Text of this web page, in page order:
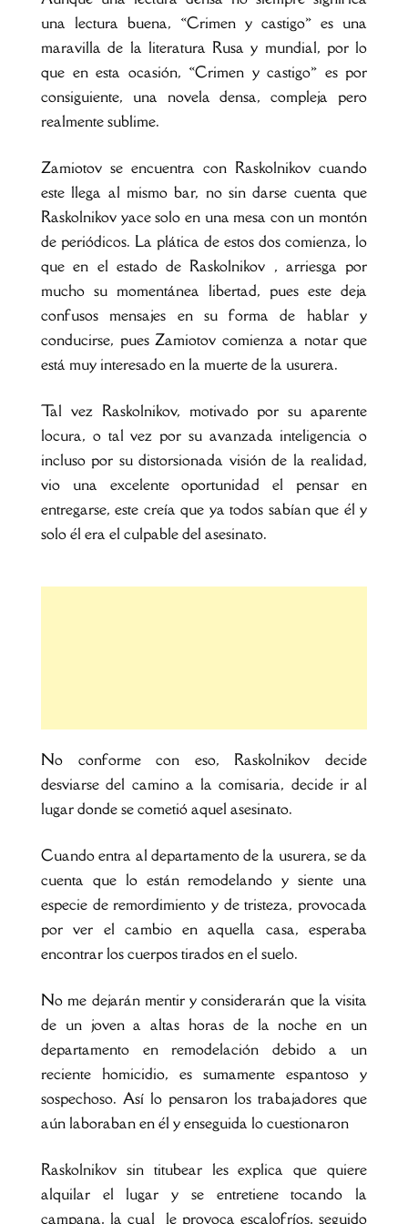
una lectura buena, «Crimen y castigo» es una
maravilla de la literatura Rusa y mundial, por lo
que en esta ocasión, «Crimen y castigo» es por
consiguiente, una novela densa, compleja pero
realmente sublime.
Zamiotov se encuentra con Raskolnikov cuando
este llega al mismo bar, no sin darse cuenta que
Raskolnikov yace solo en una mesa con un montón
de periódicos. La plática de estos dos comienza, lo
que en el estado de Raskolnikov , arriesga por
mucho su momentánea libertad, pues este deja
confusos mensajes en su forma de hablar y
conducirse, pues Zamiotov comienza a notar que
está muy interesado en la muerte de la usurera.
Tal vez Raskolnikov, motivado por su aparente
locura, o tal vez por su avanzada inteligencia o
incluso por su distorsionada visión de la realidad,
vio una excelente oportunidad el pensar en
entregarse, este creía que ya todos sabían que él y
solo él era el culpable del asesinato.
No conforme con eso, Raskolnikov decide
desviarse del camino a la comisaria, decide ir al
lugar donde se cometió aquel asesinato.
Cuando entra al departamento de la usurera, se da
cuenta que lo están remodelando y siente una
especie de remordimiento y de tristeza, provocada
por ver el cambio en aquella casa, esperaba
encontrar los cuerpos tirados en el suelo.
No me dejarán mentir y considerarán que la visita
de un joven a altas horas de la noche en un
departamento en remodelación debido a un
reciente homicidio, es sumamente espantoso y
sospechoso. Así lo pensaron los trabajadores que
aún laboraban en él y enseguida lo cuestionaron
Raskolnikov sin titubear les explica que quiere
alquilar el lugar y se entretiene tocando la
campana, la cual le provoca escalofríos, seguido